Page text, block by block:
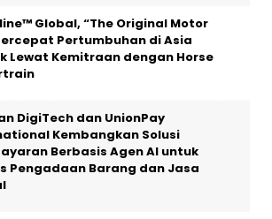
Global, “The Original Motor
Pertumbuhan di Asia
Lewat Kemitraan dengan Horse
DigiTech dan UnionPay
Kembangkan Solusi
Berbasis Agen AI untuk
Pengadaan Barang dan Jasa